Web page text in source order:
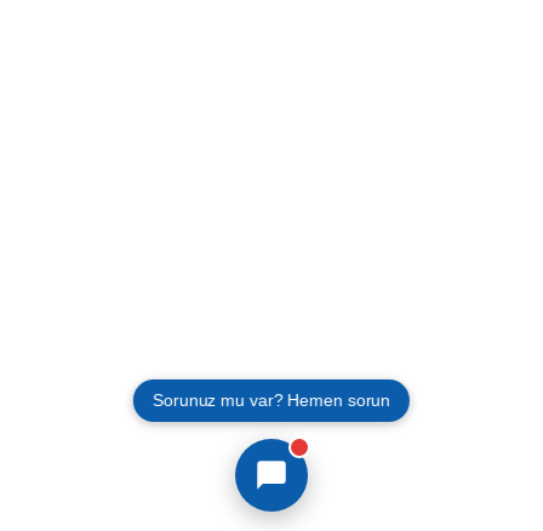
Sorunuz mu var? Hemen sorun